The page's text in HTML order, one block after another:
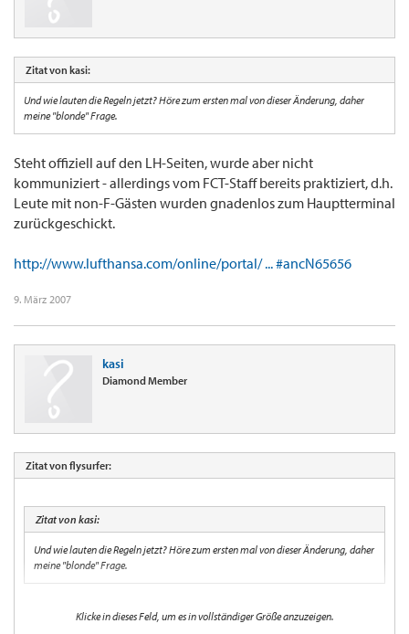
Zitat von kasi:
Und wie lauten die Regeln jetzt? Höre zum ersten mal von dieser Änderung, daher
meine "blonde" Frage.
Steht offiziell auf den LH-Seiten, wurde aber nicht
kommuniziert - allerdings vom FCT-Staff bereits praktiziert, d.h.
Leute mit non-F-Gästen wurden gnadenlos zum Hauptterminal
zurückgeschickt.
http://www.lufthansa.com/online/portal/ ... #ancN65656
9. März 2007
kasi
Diamond Member
Zitat von flysurfer:
Zitat von kasi:
Und wie lauten die Regeln jetzt? Höre zum ersten mal von dieser Änderung, daher
meine "blonde" Frage.
Steht offiziell auf den LH-Seiten, wurde aber nicht kommuniziert - allerdings vom
FCT-Staff bereits praktiziert, d.h. Leute mit non-F-Gästen wurden gnadenlos zum
Klicke in dieses Feld, um es in vollständiger Größe anzuzeigen.